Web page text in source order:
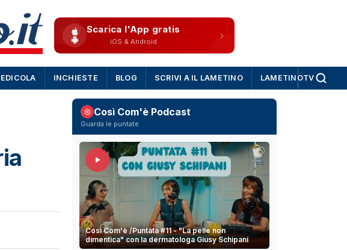
Scarica l'App gratis
iOS & Android
INCHIESTE BLOG SCRIVI A IL LAMETINO LAMETINOTV
Così Com'è Podcast
Guarda le puntate
Così Com'è /Puntata #11 - "La pelle non
dimentica" con la dermatologa Giusy Schipani